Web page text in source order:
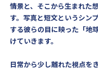
情景と、そこから生まれた
す。写真と短文というシン
する彼らの目に映った「地
けていきます。
日常から少し離れた視点を